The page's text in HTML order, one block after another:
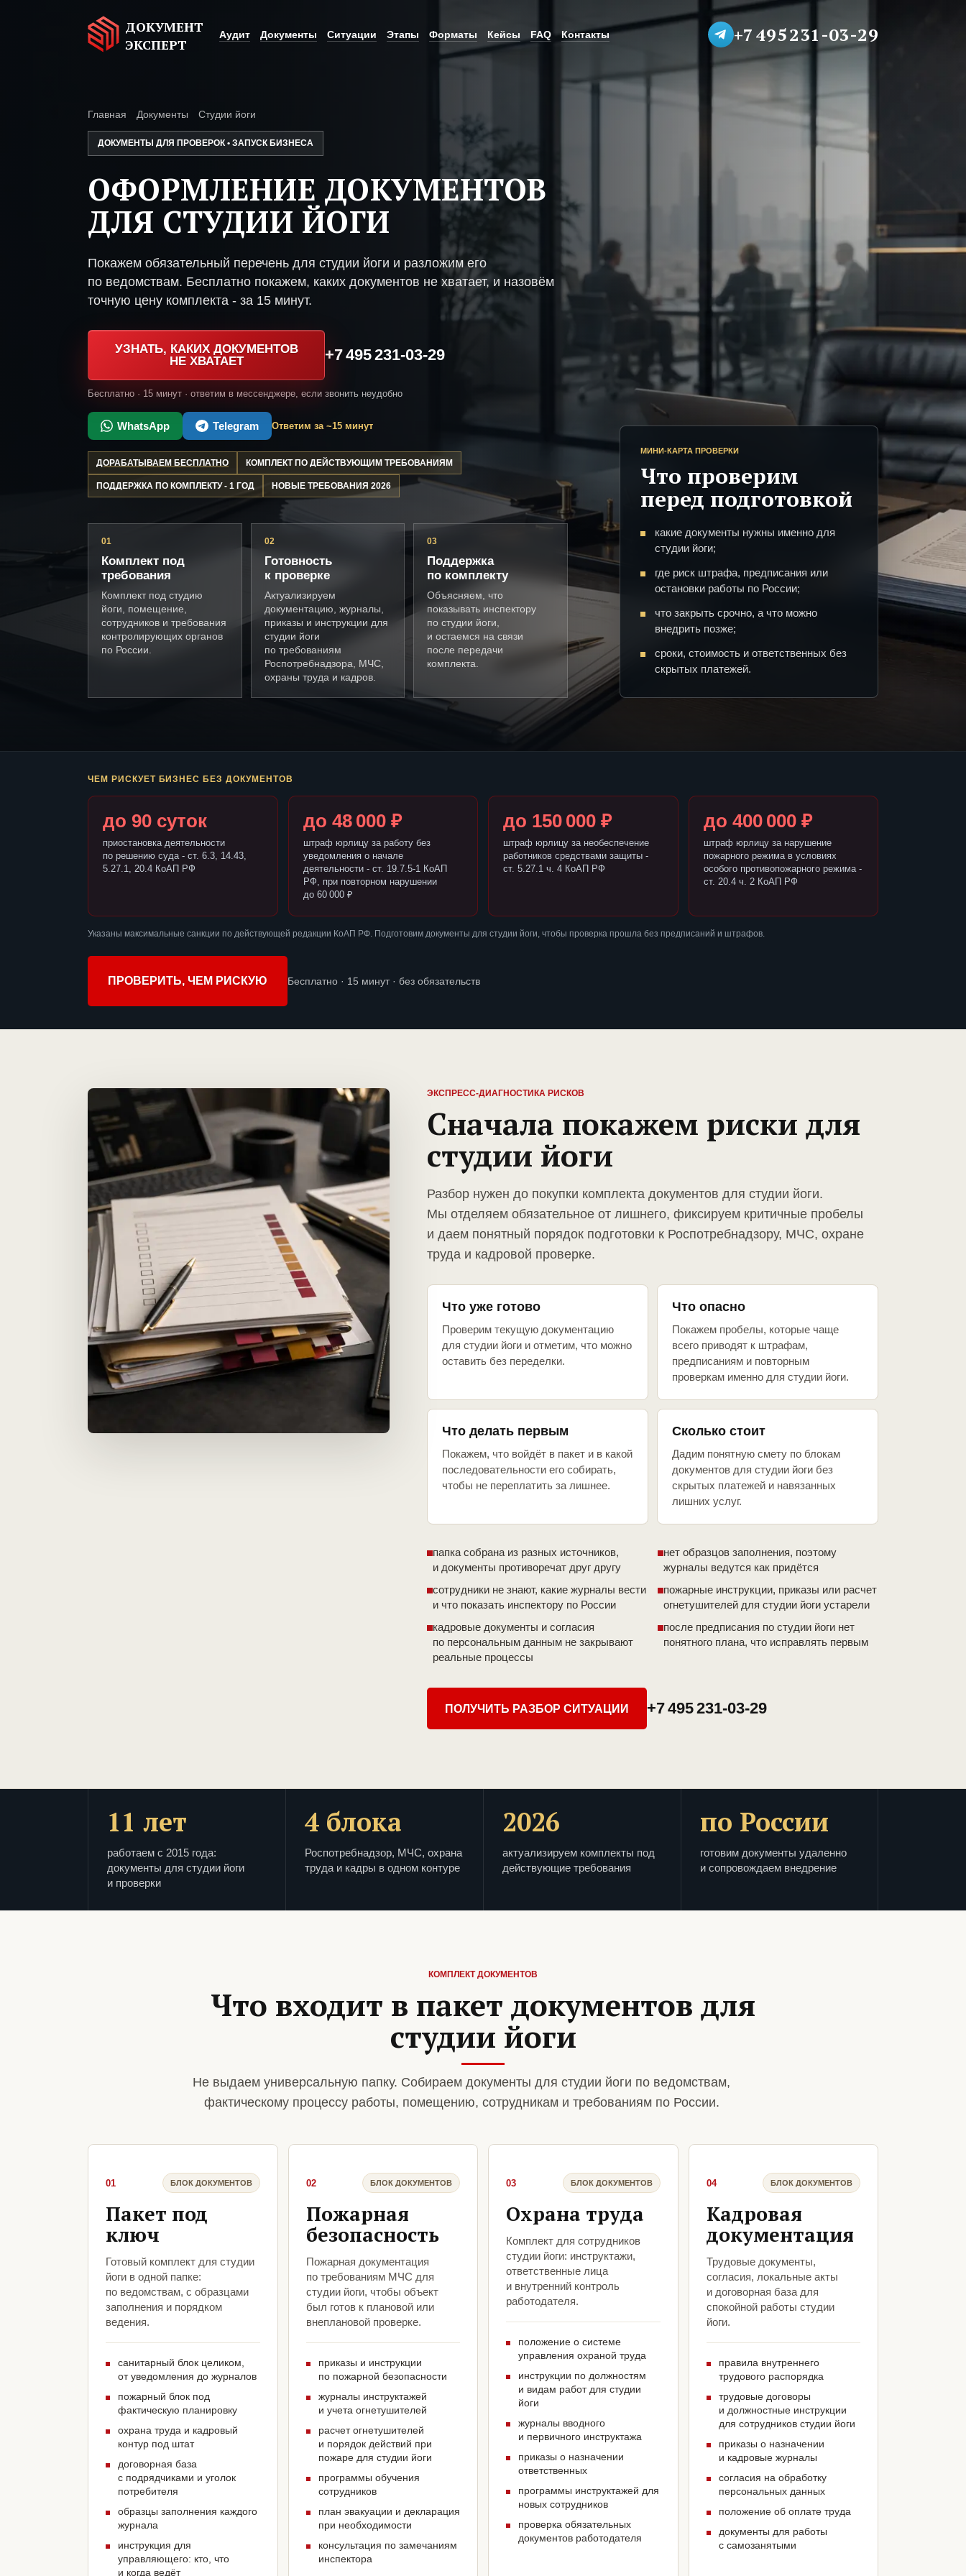
ДОКУМЕНТ
ЭКСПЕРТ
Аудит Документы Ситуации Этапы Форматы Кейсы FAQ Контакты +7 495 231-03-29
Главная Документы Студии йоги
ДОКУМЕНТЫ ДЛЯ ПРОВЕРОК • ЗАПУСК БИЗНЕСА
ОФОРМЛЕНИЕ ДОКУМЕНТОВ
ДЛЯ СТУДИИ ЙОГИ
Покажем обязательный перечень для студии йоги и разложим его
по ведомствам. Бесплатно покажем, каких документов не хватает, и назовём
точную цену комплекта - за 15 минут.
УЗНАТЬ, КАКИХ ДОКУМЕНТОВ
НЕ ХВАТАЕТ
+7 495 231-03-29
Бесплатно · 15 минут · ответим в мессенджере, если звонить неудобно
WhatsApp Telegram Ответим за ~15 минут
ДОРАБАТЫВАЕМ БЕСПЛАТНО КОМПЛЕКТ ПО ДЕЙСТВУЮЩИМ ТРЕБОВАНИЯМ
ПОДДЕРЖКА ПО КОМПЛЕКТУ - 1 ГОД НОВЫЕ ТРЕБОВАНИЯ 2026
01
Комплект под
требования
Комплект под студию
йоги, помещение,
сотрудников и требования
контролирующих органов
по России.
02
Готовность
к проверке
Актуализируем
документацию, журналы,
приказы и инструкции для
студии йоги
по требованиям
Роспотребнадзора, МЧС,
охраны труда и кадров.
03
Поддержка
по комплекту
Объясняем, что
показывать инспектору
по студии йоги,
и остаемся на связи
после передачи
комплекта.
МИНИ-КАРТА ПРОВЕРКИ
Что проверим
перед подготовкой
какие документы нужны именно для
студии йоги;
где риск штрафа, предписания или
остановки работы по России;
что закрыть срочно, а что можно
внедрить позже;
сроки, стоимость и ответственных без
скрытых платежей.
ЧЕМ РИСКУЕТ БИЗНЕС БЕЗ ДОКУМЕНТОВ
до 90 суток
приостановка деятельности
по решению суда - ст. 6.3, 14.43,
5.27.1, 20.4 КоАП РФ
до 48 000 ₽
штраф юрлицу за работу без
уведомления о начале
деятельности - ст. 19.7.5-1 КоАП
РФ, при повторном нарушении
до 60 000 ₽
до 150 000 ₽
штраф юрлицу за необеспечение
работников средствами защиты -
ст. 5.27.1 ч. 4 КоАП РФ
до 400 000 ₽
штраф юрлицу за нарушение
пожарного режима в условиях
особого противопожарного режима -
ст. 20.4 ч. 2 КоАП РФ
Указаны максимальные санкции по действующей редакции КоАП РФ. Подготовим документы для студии йоги, чтобы проверка прошла без предписаний и штрафов.
ПРОВЕРИТЬ, ЧЕМ РИСКУЮ Бесплатно · 15 минут · без обязательств
ЭКСПРЕСС-ДИАГНОСТИКА РИСКОВ
Сначала покажем риски для
студии йоги
Разбор нужен до покупки комплекта документов для студии йоги.
Мы отделяем обязательное от лишнего, фиксируем критичные пробелы
и даем понятный порядок подготовки к Роспотребнадзору, МЧС, охране
труда и кадровой проверке.
Что уже готово
Проверим текущую документацию
для студии йоги и отметим, что можно
оставить без переделки.
Что опасно
Покажем пробелы, которые чаще
всего приводят к штрафам,
предписаниям и повторным
проверкам именно для студии йоги.
Что делать первым
Покажем, что войдёт в пакет и в какой
последовательности его собирать,
чтобы не переплатить за лишнее.
Сколько стоит
Дадим понятную смету по блокам
документов для студии йоги без
скрытых платежей и навязанных
лишних услуг.
папка собрана из разных источников,
и документы противоречат друг другу
нет образцов заполнения, поэтому
журналы ведутся как придётся
сотрудники не знают, какие журналы вести
и что показать инспектору по России
пожарные инструкции, приказы или расчет
огнетушителей для студии йоги устарели
кадровые документы и согласия
по персональным данным не закрывают
реальные процессы
после предписания по студии йоги нет
понятного плана, что исправлять первым
ПОЛУЧИТЬ РАЗБОР СИТУАЦИИ +7 495 231-03-29
11 лет
работаем с 2015 года:
документы для студии йоги
и проверки
4 блока
Роспотребнадзор, МЧС, охрана
труда и кадры в одном контуре
2026
актуализируем комплекты под
действующие требования
по России
готовим документы удаленно
и сопровождаем внедрение
КОМПЛЕКТ ДОКУМЕНТОВ
Что входит в пакет документов для
студии йоги
Не выдаем универсальную папку. Собираем документы для студии йоги по ведомствам,
фактическому процессу работы, помещению, сотрудникам и требованиям по России.
01 БЛОК ДОКУМЕНТОВ
Пакет под
ключ
Готовый комплект для студии
йоги в одной папке:
по ведомствам, с образцами
заполнения и порядком
ведения.
санитарный блок целиком,
от уведомления до журналов
пожарный блок под
фактическую планировку
охрана труда и кадровый
контур под штат
договорная база
с подрядчиками и уголок
потребителя
образцы заполнения каждого
журнала
инструкция для
управляющего: кто, что
и когда ведёт
02 БЛОК ДОКУМЕНТОВ
Пожарная
безопасность
Пожарная документация
по требованиям МЧС для
студии йоги, чтобы объект
был готов к плановой или
внеплановой проверке.
приказы и инструкции
по пожарной безопасности
журналы инструктажей
и учета огнетушителей
расчет огнетушителей
и порядок действий при
пожаре для студии йоги
программы обучения
сотрудников
план эвакуации и декларация
при необходимости
консультация по замечаниям
инспектора
03 БЛОК ДОКУМЕНТОВ
Охрана труда
Комплект для сотрудников
студии йоги: инструктажи,
ответственные лица
и внутренний контроль
работодателя.
положение о системе
управления охраной труда
инструкции по должностям
и видам работ для студии
йоги
журналы вводного
и первичного инструктажа
приказы о назначении
ответственных
программы инструктажей для
новых сотрудников
проверка обязательных
документов работодателя
04 БЛОК ДОКУМЕНТОВ
Кадровая
документация
Трудовые документы,
согласия, локальные акты
и договорная база для
спокойной работы студии
йоги.
правила внутреннего
трудового распорядка
трудовые договоры
и должностные инструкции
для сотрудников студии йоги
приказы о назначении
и кадровые журналы
согласия на обработку
персональных данных
положение об оплате труда
документы для работы
с самозанятыми